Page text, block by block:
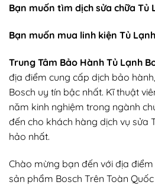
Bạn muốn tìm dịch sửa chữa Tủ
Bạn muốn mua linh kiện Tủ
Trung Tâm Bảo Hành Tủ Lạnh
địa điểm cung cấp dịch bảo
Bosch uy tín bậc nhất. Kĩ thuật
năm kinh nghiệm trong ngành
đến cho khách hàng dịch vụ sửa
hảo nhất.
Chào mừng bạn đến với địa
sản phẩm Bosch Trên Toàn